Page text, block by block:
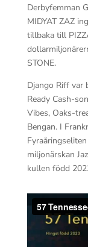
Derbyfemman
MIDYAT ZAZ
tillbaka till
STONE.
Django Riff var
Ready Cash-
Vibes, Oaks-
Bengan. I
miljonärskan
kullen född